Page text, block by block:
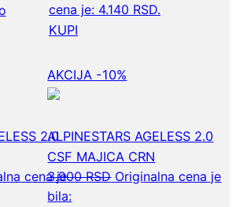
cena je: 4.140 RSD.
KUPI
2.0
cena je
AKCIJA -10%
ALPINESTARS AGELESS 2.0
CSF MAJICA CRN
3.900RSD Originalna cena je
bila: